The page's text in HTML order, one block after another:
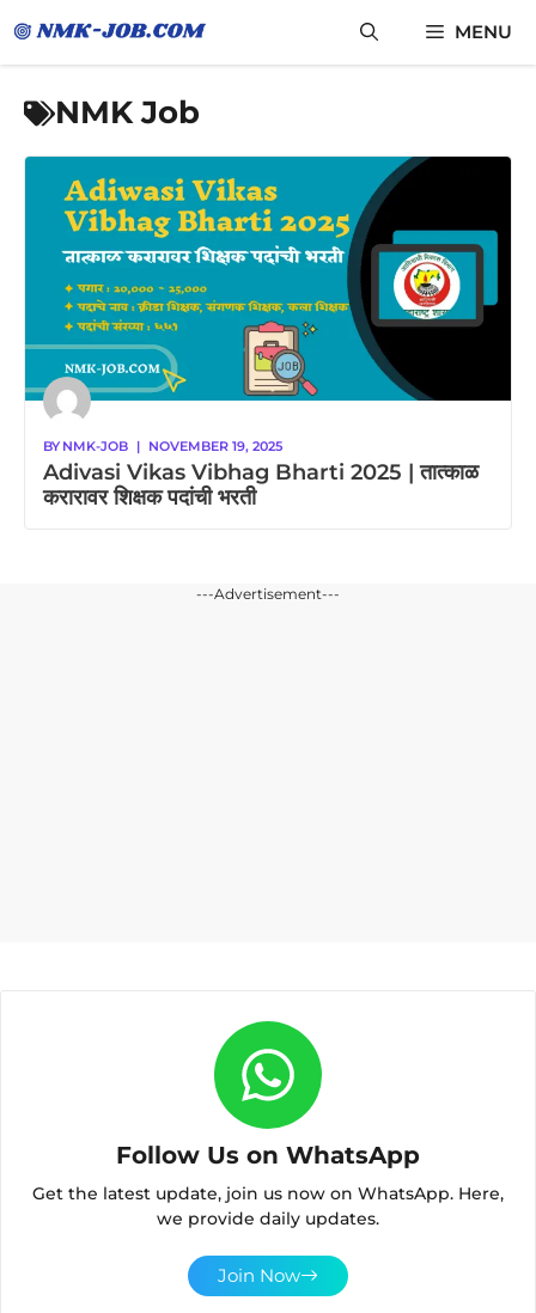
to
content
MENU
NMK Job
BY NMK-JOB | NOVEMBER 19, 2025
Adivasi Vikas Vibhag Bharti 2025 | तात्काळ
करारावर शिक्षक पदांची भरती
---Advertisement---
Follow Us on WhatsApp
Get the latest update, join us now on WhatsApp. Here,
we provide daily updates.
Join Now